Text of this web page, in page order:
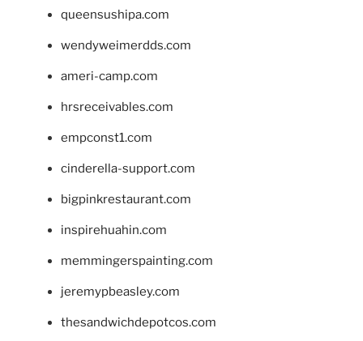
queensushipa.com
wendyweimerdds.com
ameri-camp.com
hrsreceivables.com
empconst1.com
cinderella-support.com
bigpinkrestaurant.com
inspirehuahin.com
memmingerspainting.com
jeremypbeasley.com
thesandwichdepotcos.com